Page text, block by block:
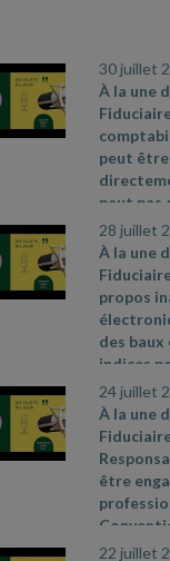
30 juillet
À la une
peut
peut pas
pour justes motifs.
ordre
2026, n°
2026, n°
28 juillet
À la une
propos
des
indices
publiés. Sources et références par ordre
n° 24-
11 juillet
https://
https://
24 juillet
À la une
être
préjudice
22 juillet